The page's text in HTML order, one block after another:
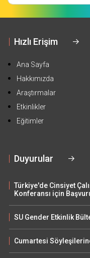
Hızlı Erişim
Ana Sayfa
Hakkımızda
Araştırmalar
Etkinlikler
Eğitimler
Duyurular
Türkiye'de Cinsiyet
Konferansı için
SU Gender Etkinlik
Cumartesi